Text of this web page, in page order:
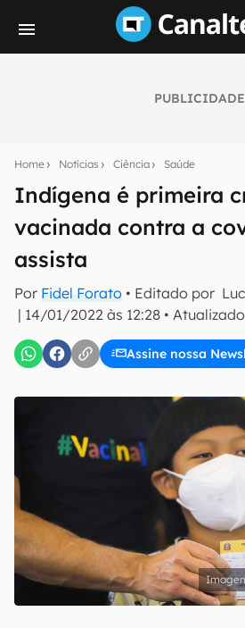
PUBLICIDADE
Home Notícias Ciência Saúde
Indígena é primeira
vacinada contra a
assista
Por Fidel Forato • Editado por
| 14/01/2022 às 12:28 • Atualizado
Assine nossa
notícias e reviews sobre
mão.
E-mail
inscreva-se
Confirmo que li, aceito e concordo
Uso e Política de Privacidade do